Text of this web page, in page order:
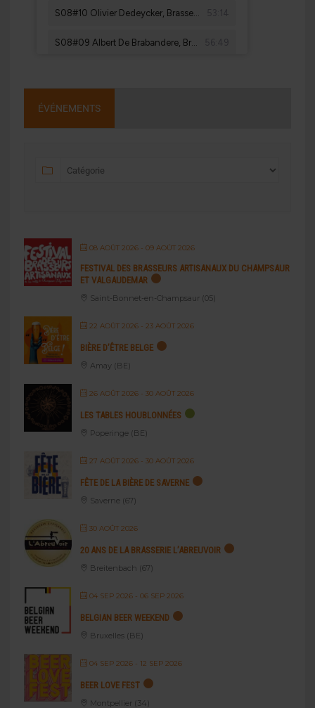
ÉVÉNEMENTS
08 AOÛT 2026- 09 AOÛT 2026
FESTIVAL DES BRASSEURS ARTISANAUX DU CHAMPSAUR
ET VALGAUDEMAR
Saint-Bonnet-en-Champsaur (05)
22 AOÛT 2026- 23 AOÛT 2026
BIÈRE D’ÊTRE BELGE
Amay (BE)
26 AOÛT 2026- 30 AOÛT 2026
LES TABLES HOUBLONNÉES
Poperinge (BE)
27 AOÛT 2026- 30 AOÛT 2026
FÊTE DE LA BIÈRE DE SAVERNE
Saverne (67)
30 AOÛT 2026
20 ANS DE LA BRASSERIE L’ABREUVOIR
Breitenbach (67)
04 SEP 2026- 06 SEP 2026
BELGIAN BEER WEEKEND
Bruxelles (BE)
04 SEP 2026- 12 SEP 2026
BEER LOVE FEST
Montpellier (34)